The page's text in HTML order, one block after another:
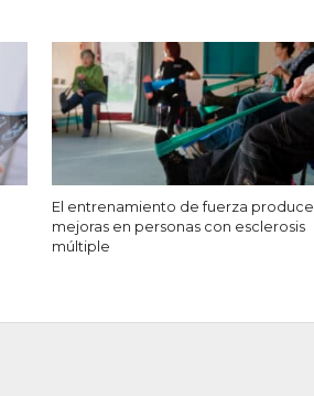
El entrenamiento de fuerza produce
mejoras en personas con esclerosis
múltiple